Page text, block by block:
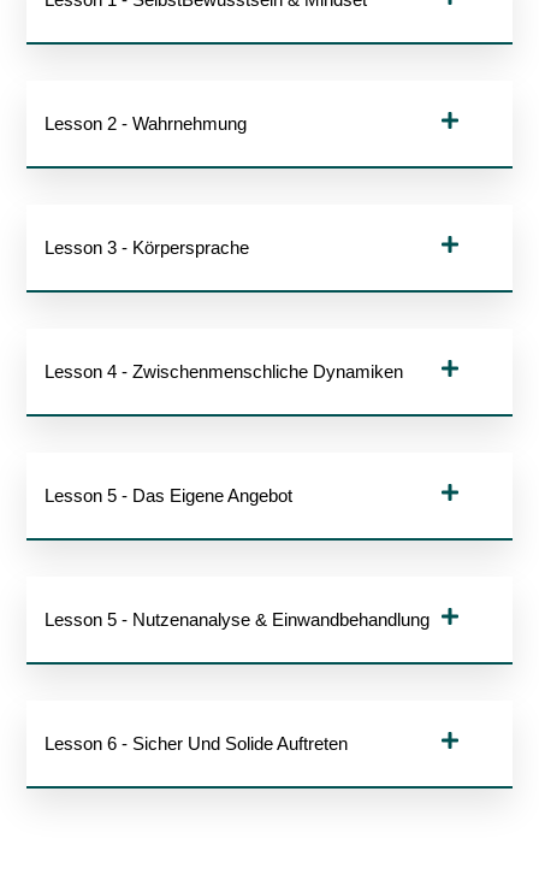
Lesson 2 - Wahrnehmung
Lesson 3 - Körpersprache
Lesson 4 - Zwischenmenschliche Dynamiken
Lesson 5 - Das Eigene Angebot
Lesson 5 - Nutzenanalyse & Einwandbehandlung
Lesson 6 - Sicher Und Solide Auftreten